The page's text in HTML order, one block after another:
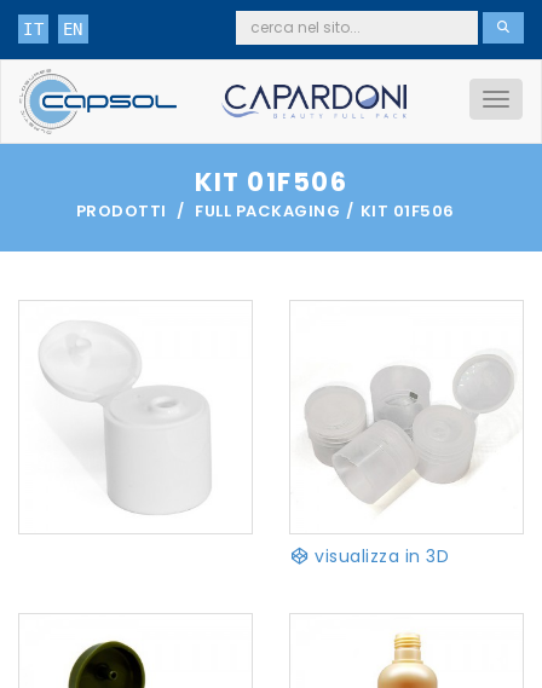
IT EN
KIT 01F506
PRODOTTI FULL PACKAGING KIT 01F506
visualizza in 3D